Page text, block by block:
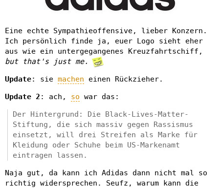
Eine echte Sympathieoffensive, lieber Konzern.
Ich persönlich finde ja, euer Logo sieht eher
aus wie ein untergegangenes Kreuzfahrtschiff,
but that's just me.
Update: sie machen einen Rückzieher.
Update 2 : ach, so war das:
Der Hintergrund: Die Black-Lives-Matter-
Stiftung, die sich massiv gegen Rassismus
einsetzt, will drei Streifen als Marke für
Kleidung oder Schuhe beim US-Markenamt
eintragen lassen.
Naja gut, da kann ich Adidas dann nicht mal so
richtig widersprechen. Seufz, warum kann die